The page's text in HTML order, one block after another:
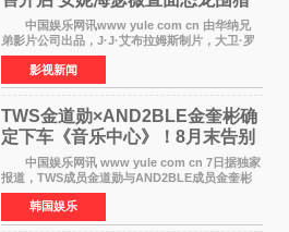
中国娱乐网讯www yule com cn 由华纳兄
弟影片公司出品，J·J·艾布拉姆斯制片，大卫·罗
伯特·米切尔执导，好莱坞巨星安妮·海瑟薇和伊万
·麦克格雷格领衔主演的2026暑期惊悚冒险大片
《逃出绝
影视新闻
TWS金道勋×AND2BLE金奎彬确
定下车《音乐中心》！8月末告别
MC席位
中国娱乐网讯 www yule com cn 7日据独家
报道，TWS成员金道勋与AND2BLE成员金奎彬
将于8月离开《音乐中心》MC的位置。 金道
勋与金奎彬于去年3月与H2H A-NA一起被选为
《音乐中心》MC，约1
韩国娱乐